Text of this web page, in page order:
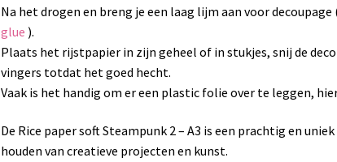
Na het drogen en breng je een laag lijm aan voor decoupage
glue ).
Plaats het rijstpapier in zijn geheel of in stukjes, snij de
vingers totdat het goed hecht.
Vaak is het handig om er een plastic folie over te leggen,
De Rice paper soft Steampunk 2 – A3 is een prachtig en
houden van creatieve projecten en kunst.